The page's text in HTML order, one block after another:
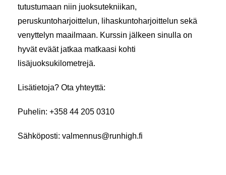
tutustumaan niin juoksutekniikan,
peruskuntoharjoittelun, lihaskuntoharjoittelun sekä
venyttelyn maailmaan. Kurssin jälkeen sinulla on
hyvät eväät jatkaa matkaasi kohti
lisäjuoksukilometrejä.
Lisätietoja? Ota yhteyttä:
Puhelin: +358 44 205 0310
Sähköposti: valmennus@runhigh.fi